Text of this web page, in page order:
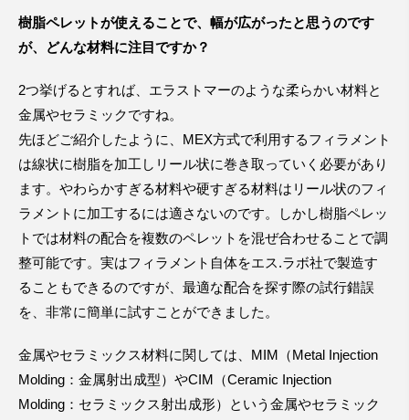
樹脂ペレットが使えることで、幅が広がったと思うのです
が、どんな材料に注目ですか？
2つ挙げるとすれば、エラストマーのような柔らかい材料と
金属やセラミックですね。
先ほどご紹介したように、MEX方式で利用するフィラメント
は線状に樹脂を加工しリール状に巻き取っていく必要があり
ます。やわらかすぎる材料や硬すぎる材料はリール状のフィ
ラメントに加工するには適さないのです。しかし樹脂ペレッ
トでは材料の配合を複数のペレットを混ぜ合わせることで調
整可能です。実はフィラメント自体をエス.ラボ社で製造す
ることもできるのですが、最適な配合を探す際の試行錯誤
を、非常に簡単に試すことができました。
金属やセラミックス材料に関しては、MIM（Metal Injection
Molding：金属射出成型）やCIM（Ceramic Injection
Molding：セラミックス射出成形）という金属やセラミック